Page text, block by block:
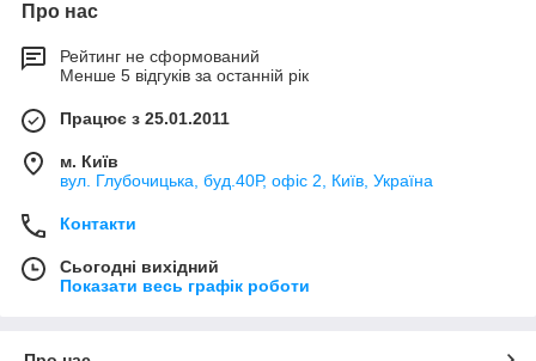
Про нас
Рейтинг не сформований
Менше 5 відгуків за останній рік
Працює з 25.01.2011
м. Київ
вул. Глубочицька, буд.40Р, офіс 2, Київ, Україна
Контакти
Сьогодні вихідний
Показати весь графік роботи